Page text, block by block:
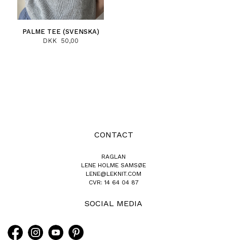
PALME TEE (SVENSKA)
DKK 50,00
CONTACT
RAGLAN
LENE HOLME SAMSØE
LENE@LEKNIT.COM
CVR: 14 64 04 87
SOCIAL MEDIA